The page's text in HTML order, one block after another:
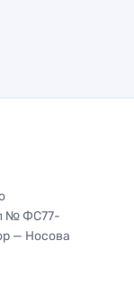
№ ФС77-
— Носова